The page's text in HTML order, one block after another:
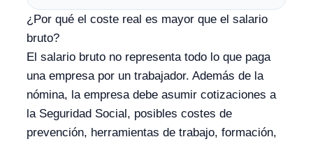
¿Por qué el coste real es mayor que el salario
bruto?
El salario bruto no representa todo lo que paga
una empresa por un trabajador. Además de la
nómina, la empresa debe asumir cotizaciones a
la Seguridad Social, posibles costes de
prevención, herramientas de trabajo, formación,